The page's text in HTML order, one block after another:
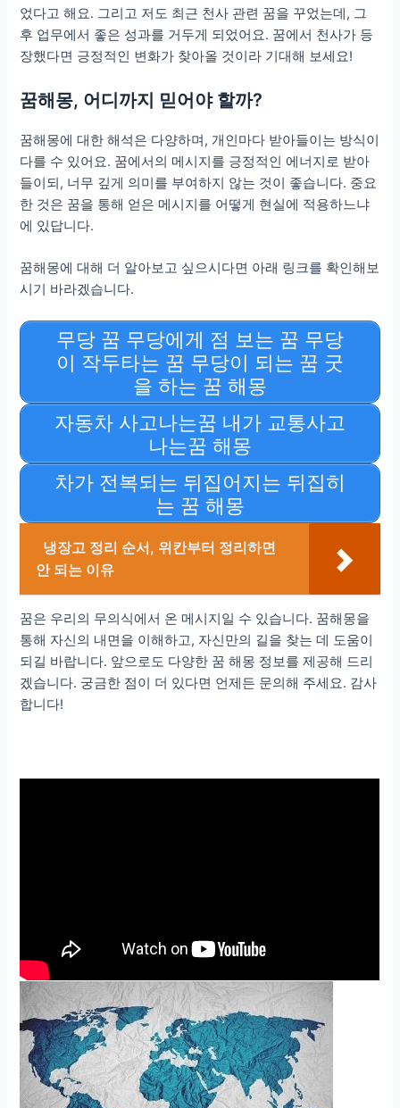
었다고 해요. 그리고 저도 최근 천사 관련 꿈을 꾸었는데, 그
후 업무에서 좋은 성과를 거두게 되었어요. 꿈에서 천사가 등
장했다면 긍정적인 변화가 찾아올 것이라 기대해 보세요!
꿈해몽, 어디까지 믿어야 할까?
꿈해몽에 대한 해석은 다양하며, 개인마다 받아들이는 방식이
다를 수 있어요. 꿈에서의 메시지를 긍정적인 에너지로 받아
들이되, 너무 깊게 의미를 부여하지 않는 것이 좋습니다. 중요
한 것은 꿈을 통해 얻은 메시지를 어떻게 현실에 적용하느냐
에 있답니다.
꿈해몽에 대해 더 알아보고 싶으시다면 아래 링크를 확인해보
시기 바라겠습니다.
무당 꿈 무당에게 점 보는 꿈 무당
이 작두타는 꿈 무당이 되는 꿈 굿
을 하는 꿈 해몽
자동차 사고나는꿈 내가 교통사고
나는꿈 해몽
차가 전복되는 뒤집어지는 뒤집히
는 꿈 해몽
냉장고 정리 순서, 위칸부터 정리하면
안 되는 이유
꿈은 우리의 무의식에서 온 메시지일 수 있습니다. 꿈해몽을
통해 자신의 내면을 이해하고, 자신만의 길을 찾는 데 도움이
되길 바랍니다. 앞으로도 다양한 꿈 해몽 정보를 제공해 드리
겠습니다. 궁금한 점이 더 있다면 언제든 문의해 주세요. 감사
합니다!